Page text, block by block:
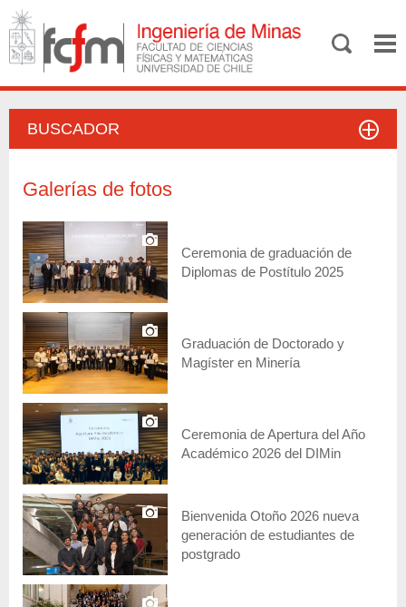
BUSCADOR
Galerías de fotos
Ceremonia de graduación de
Diplomas de Postítulo 2025
Graduación de Doctorado y
Magíster en Minería
Ceremonia de Apertura del Año
Académico 2026 del DIMin
Bienvenida Otoño 2026 nueva
generación de estudiantes de
postgrado